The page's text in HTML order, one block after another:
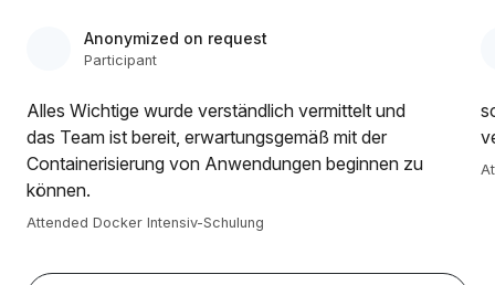
Anonymized on request
Participant
Alles Wichtige wurde verständlich vermittelt und
das Team ist bereit, erwartungsgemäß mit der
Containerisierung von Anwendungen beginnen zu
können.
Attended Docker Intensiv-Schulung